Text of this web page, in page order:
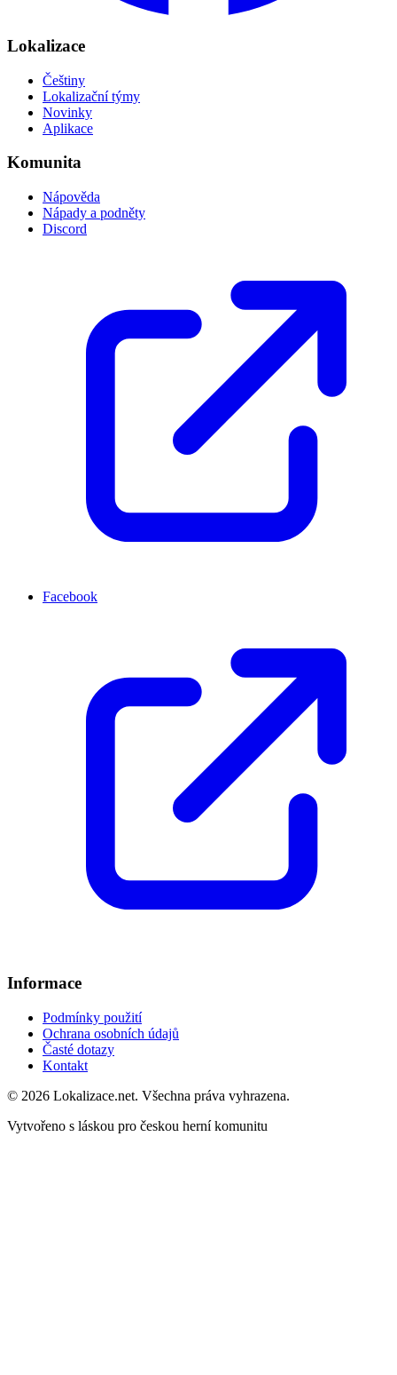
Lokalizace
Češtiny
Lokalizační týmy
Novinky
Aplikace
Komunita
Nápověda
Nápady a podněty
Discord
Facebook
Informace
Podmínky použití
Ochrana osobních údajů
Časté dotazy
Kontakt
© 2026 Lokalizace.net. Všechna práva vyhrazena.
Vytvořeno s láskou pro českou herní komunitu